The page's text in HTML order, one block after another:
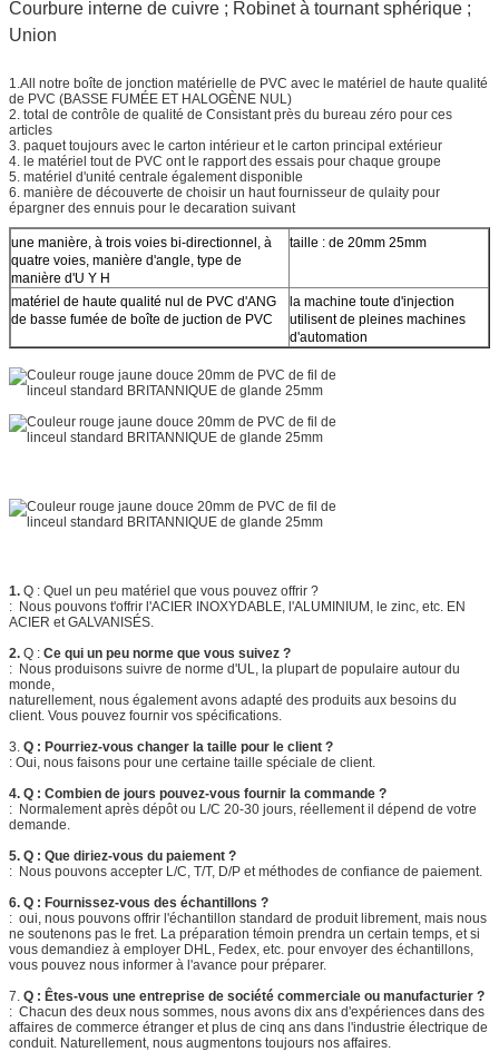
Courbure interne de cuivre ; Robinet à tournant sphérique ;
Union
1.All notre boîte de jonction matérielle de PVC avec le matériel de haute qualité
de PVC (BASSE FUMÉE ET HALOGÈNE NUL)
2. total de contrôle de qualité de Consistant près du bureau zéro pour ces
articles
3. paquet toujours avec le carton intérieur et le carton principal extérieur
4. le matériel tout de PVC ont le rapport des essais pour chaque groupe
5. matériel d'unité centrale également disponible
6. manière de découverte de choisir un haut fournisseur de qulaity pour
épargner des ennuis pour le decaration suivant
une manière, à trois voies bi-directionnel, à
quatre voies, manière d'angle, type de
manière d'U Y H
taille : de 20mm 25mm
matériel de haute qualité nul de PVC d'ANG
de basse fumée de boîte de juction de PVC
la machine toute d'injection
utilisent de pleines machines
d'automation
1. Q : Quel un peu matériel que vous pouvez offrir ?
: Nous pouvons t'offrir l'ACIER INOXYDABLE, l'ALUMINIUM, le zinc, etc. EN
ACIER et GALVANISÉS.
2. Q : Ce qui un peu norme que vous suivez ?
: Nous produisons suivre de norme d'UL, la plupart de populaire autour du
monde,
naturellement, nous également avons adapté des produits aux besoins du
client. Vous pouvez fournir vos spécifications.
3. Q : Pourriez-vous changer la taille pour le client ?
: Oui, nous faisons pour une certaine taille spéciale de client.
4. Q : Combien de jours pouvez-vous fournir la commande ?
: Normalement après dépôt ou L/C 20-30 jours, réellement il dépend de votre
demande.
5. Q : Que diriez-vous du paiement ?
: Nous pouvons accepter L/C, T/T, D/P et méthodes de confiance de paiement.
6. Q : Fournissez-vous des échantillons ?
: oui, nous pouvons offrir l'échantillon standard de produit librement, mais nous
ne soutenons pas le fret. La préparation témoin prendra un certain temps, et si
vous demandiez à employer DHL, Fedex, etc. pour envoyer des échantillons,
vous pouvez nous informer à l'avance pour préparer.
7. Q : Êtes-vous une entreprise de société commerciale ou manufacturier ?
: Chacun des deux nous sommes, nous avons dix ans d'expériences dans des
affaires de commerce étranger et plus de cinq ans dans l'industrie électrique de
conduit. Naturellement, nous augmentons toujours nos affaires.